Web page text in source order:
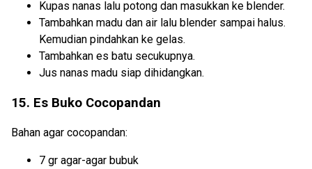
Kupas nanas lalu potong dan masukkan ke blender.
Tambahkan madu dan air lalu blender sampai halus.
Kemudian pindahkan ke gelas.
Tambahkan es batu secukupnya.
Jus nanas madu siap dihidangkan.
15. Es Buko Cocopandan
Bahan agar cocopandan:
7 gr agar-agar bubuk